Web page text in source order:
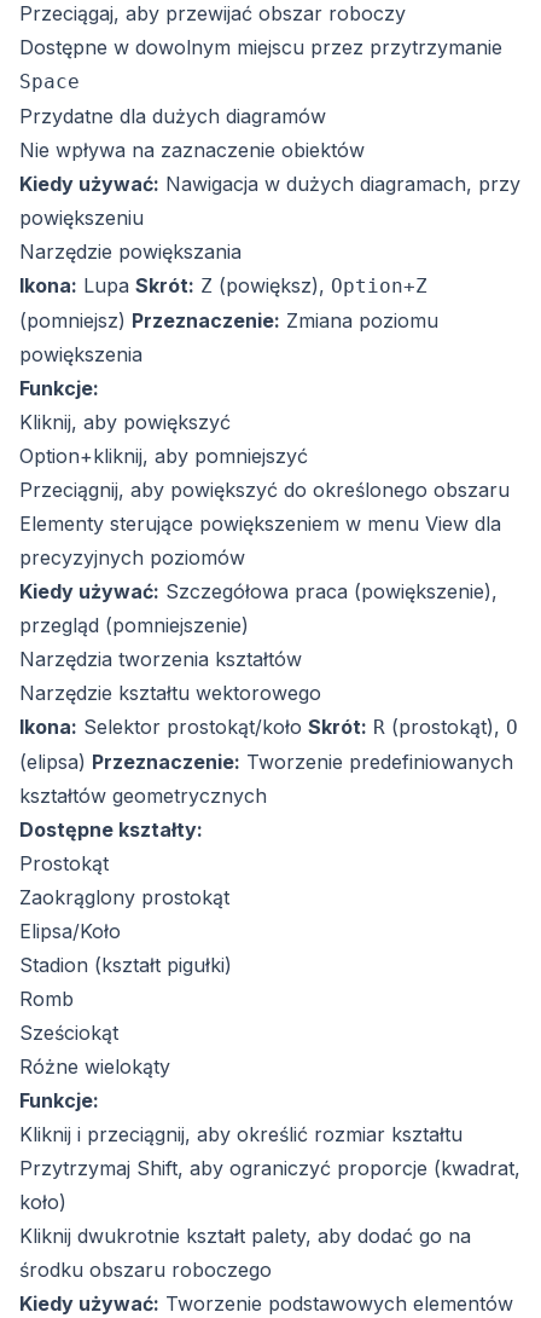
Przeciągaj, aby przewijać obszar roboczy
Dostępne w dowolnym miejscu przez przytrzymanie
Space
Przydatne dla dużych diagramów
Nie wpływa na zaznaczenie obiektów
Kiedy używać: Nawigacja w dużych diagramach, przy
powiększeniu
Narzędzie powiększania
Ikona: Lupa Skrót: Z (powiększ), Option+Z
(pomniejsz) Przeznaczenie: Zmiana poziomu
powiększenia
Funkcje:
Kliknij, aby powiększyć
Option+kliknij, aby pomniejszyć
Przeciągnij, aby powiększyć do określonego obszaru
Elementy sterujące powiększeniem w menu View dla
precyzyjnych poziomów
Kiedy używać: Szczegółowa praca (powiększenie),
przegląd (pomniejszenie)
Narzędzia tworzenia kształtów
Narzędzie kształtu wektorowego
Ikona: Selektor prostokąt/koło Skrót: R (prostokąt), O
(elipsa) Przeznaczenie: Tworzenie predefiniowanych
kształtów geometrycznych
Dostępne kształty:
Prostokąt
Zaokrąglony prostokąt
Elipsa/Koło
Stadion (kształt pigułki)
Romb
Sześciokąt
Różne wielokąty
Funkcje:
Kliknij i przeciągnij, aby określić rozmiar kształtu
Przytrzymaj Shift, aby ograniczyć proporcje (kwadrat,
koło)
Kliknij dwukrotnie kształt palety, aby dodać go na
środku obszaru roboczego
Kiedy używać: Tworzenie podstawowych elementów